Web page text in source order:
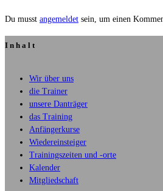
Du musst angemeldet sein, um einen
Inhalt
Wir über uns
die Trainer
unsere Danträger
das Training
Anfängerkurse
Wiedereinsteiger
Trainingszeiten und -orte
Kalender
Mitgliedschaft